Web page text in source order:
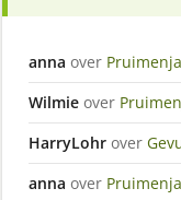
anna over
Wilmie over
HarryLohr over
anna over